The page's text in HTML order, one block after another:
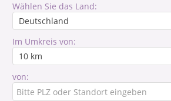
Wählen Sie das Land:
Im Umkreis von:
von: